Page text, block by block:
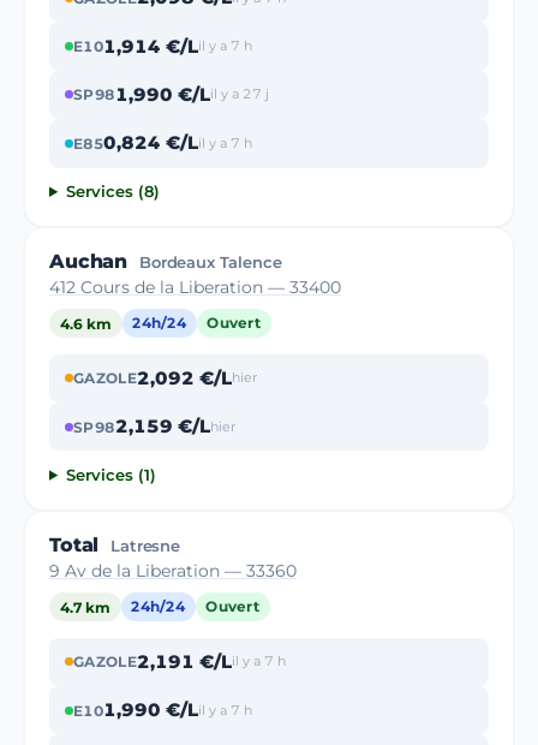
E101,914 €/Lil y a 7 h
SP981,990 €/Lil y a 27 j
E850,824 €/Lil y a 7 h
Services (8)
Auchan Bordeaux Talence
412 Cours de la Liberation — 33400
4.6 km 24h/24 Ouvert
GAZOLE2,092 €/Lhier
SP982,159 €/Lhier
Services (1)
Total Latresne
9 Av de la Liberation — 33360
4.7 km 24h/24 Ouvert
GAZOLE2,191 €/Lil y a 7 h
E101,990 €/Lil y a 7 h